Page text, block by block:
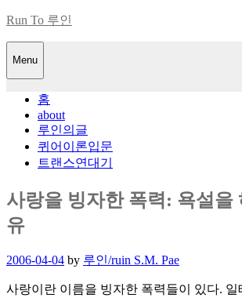
Skip
content
Run To 루인
Menu
홈
about
루인의글
퀴어이론입문
트랜스연대기
사랑을 빙자한 폭력: 욕설을
유
Posted
2006-04-04 by 루인/ruin S.M. Pae
사랑이란 이름을 빙자한 폭력들이 있다. 일